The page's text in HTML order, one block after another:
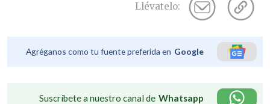
Llévatelo:
Agréganos como tu fuente preferida en Google
Suscríbete a nuestro canal de Whatsapp